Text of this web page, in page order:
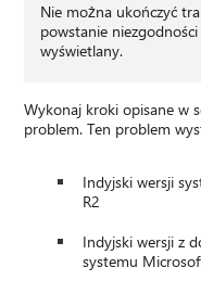
Nie można ukończyć
powstanie
wyświetlany.
Wykonaj kroki opisane w
problem. Ten problem
Indyjski wersji
R2
Indyjski wersji z
systemu